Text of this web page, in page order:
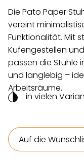
Die Pato Paper
vereint
Funktionalität. Mit
Kufengestellen
passen die Stühle
und langlebig –
Arbeitsräume.
in vielen
Auf die